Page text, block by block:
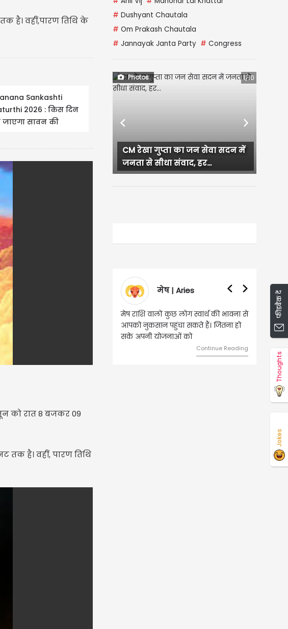
है। वहीं,पारण तिथि के
Sankashti
2026 : किस दिन
जाएगा सावन की
को रात 8 बजकर 09
तक है। वहीं, पारण तिथि
# Dushyant Chautala
# Om Prakash Chautala
# Jannayak Janta Party # Congress
Photos 1/10
Murudeshwar Shiva Temple:
चांदी के रंग में चमकता महादेव का...
Previous Next
वृषभ | Taurus
वृष राशि वालों आय के स्त्रोत बढ़ने से रुके
हुए कार्यों में गति आएगी। युवा वर्ग भविष्य
को लेकर ज्यादा फोकस रहेंगे।
Continue Reading
फीडबैक दें
Thoughts
Jokes